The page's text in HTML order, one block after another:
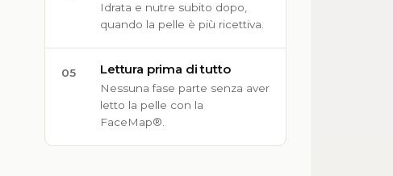
Idrata e nutre subito dopo,
quando la pelle è più ricettiva.
05 Lettura prima di tutto
Nessuna fase parte senza aver
letto la pelle con la
FaceMap®.